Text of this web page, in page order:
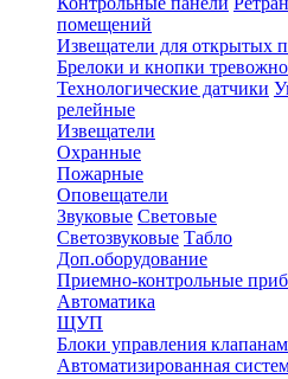
помещений
Извещатели для открытых
Брелоки и кнопки
Технологические датчики
релейные
Извещатели
Охранные
Пожарные
Оповещатели
Звуковые Световые
Светозвуковые Табло
Доп.оборудование
Приемно-контрольные
Автоматика
ЩУП
Блоки управления
Автоматизированная